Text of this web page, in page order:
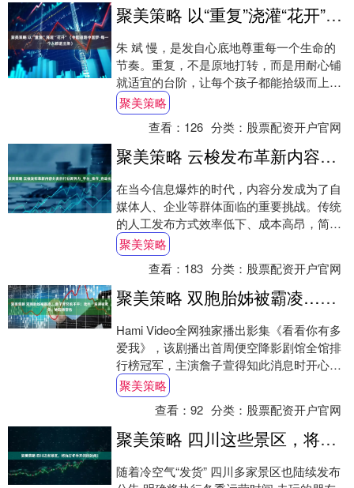
聚美策略 以“重复”浇灌“花开”（中国道路中国梦·每一个人都是主角）
朱 斌 慢，是发自心底地尊重每一个生命的
节奏。重复，不是原地打转，而是用耐心铺
就适宜的台阶，让每个孩子都能拾级而上
“来，跟着老师做，先把鞋带绕成两个小圈，
像小....
聚美策略
查看： 126 分类： 股票配资开户官网
聚美策略 云梭发布革新内容分发的行业新势力_平台_操作_自动化
在当今信息爆炸的时代，内容分发成为了自
媒体人、企业等群体面临的重要挑战。传统
的人工发布方式效率低下、成本高昂，简单
的自动化工具又容易被识别封号，多平台管
理更是复....
聚美策略
查看： 183 分类： 股票配资开户官网
聚美策略 双胞胎姊被霸凌…詹子萱怒抱不平！戏外「亲弟被欺负」她现身警告
Hami Video全网独家播出影集《看看你有多
爱我》，该剧播出首周便空降影剧馆全馆排
行榜冠军，主演詹子萱得知此消息时开心表
示「赞！谢谢大家的支持，希望大家能继....
聚美策略
查看：92 分类： 股票配资开户官网
聚美策略 四川这些景区，将执行冬季开闭园时间！
随着冷空气“发货” 四川多家景区也陆续发布